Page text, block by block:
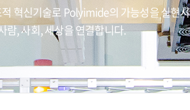
혁신기술로 Polyimide의 가능성을 실현
람, 사회, 세상을 연결합니다.